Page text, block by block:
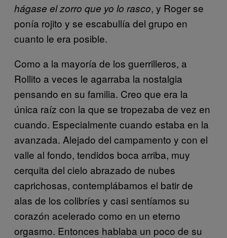
hágase el zorro que yo lo rasco, y Roger se
ponía rojito y se escabullía del grupo en
cuanto le era posible.
Como a la mayoría de los guerrilleros, a
Rollito a veces le agarraba la nostalgia
pensando en su familia. Creo que era la
única raíz con la que se tropezaba de vez en
cuando. Especialmente cuando estaba en la
avanzada. Alejado del campamento y con el
valle al fondo, tendidos boca arriba, muy
cerquita del cielo abrazado de nubes
caprichosas, contemplábamos el batir de
alas de los colibríes y casi sentíamos su
corazón acelerado como en un eterno
orgasmo. Entonces hablaba un poco de su